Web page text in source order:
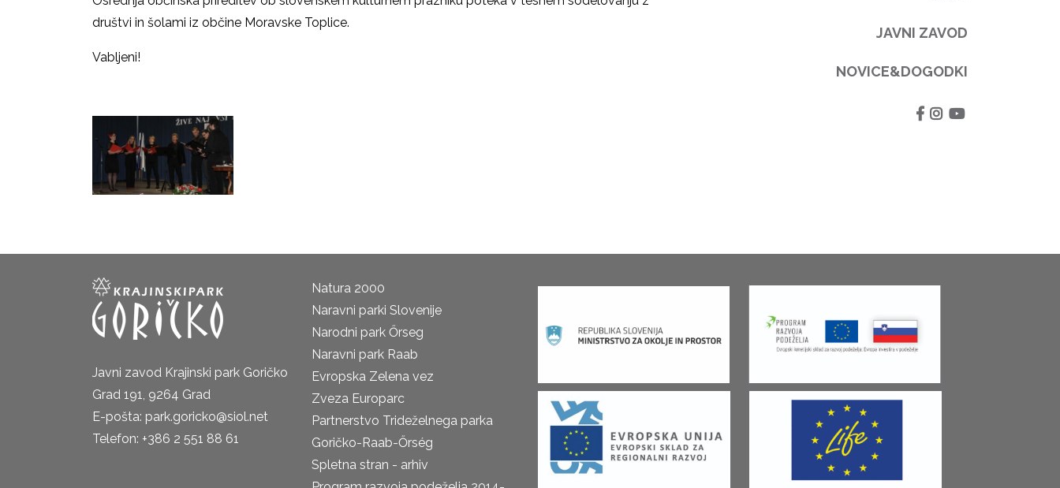
društvi in šolami iz občine Moravske Toplice.
Vabljeni!
JAVNI ZAVOD
NOVICE&DOGODKI
Javni zavod Krajinski park Goričko
Grad 191, 9264 Grad
E-pošta: park.goricko@siol.net
Telefon: +386 2 551 88 61
Natura 2000
Naravni parki Slovenije
Narodni park Őrseg
Naravni park Raab
Evropska Zelena vez
Zveza Europarc
Partnerstvo Trideželnega parka
Goričko-Raab-Őrség
Spletna stran - arhiv